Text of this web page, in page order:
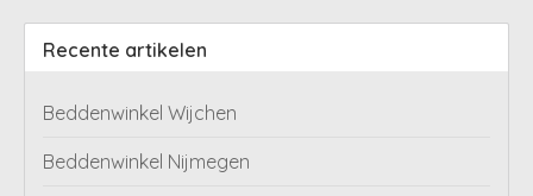
Recente artikelen
Beddenwinkel Wijchen
Beddenwinkel Nijmegen